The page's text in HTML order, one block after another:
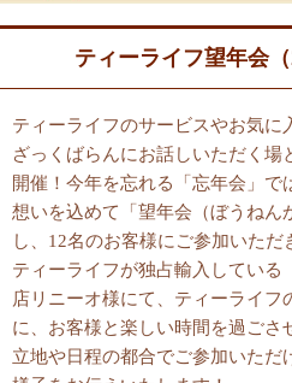
ティーライフ望年会（
ティーライフのサービスやお気に
ざっくばらんにお話しいただく場
開催！今年を忘れる「忘年会」で
想いを込めて「望年会（ぼうねん
し、12名のお客様にご参加いただ
ティーライフが独占輸入している
店リニーオ様にて、ティーライフ
に、お客様と楽しい時間を過ごさ
立地や日程の都合でご参加いただ